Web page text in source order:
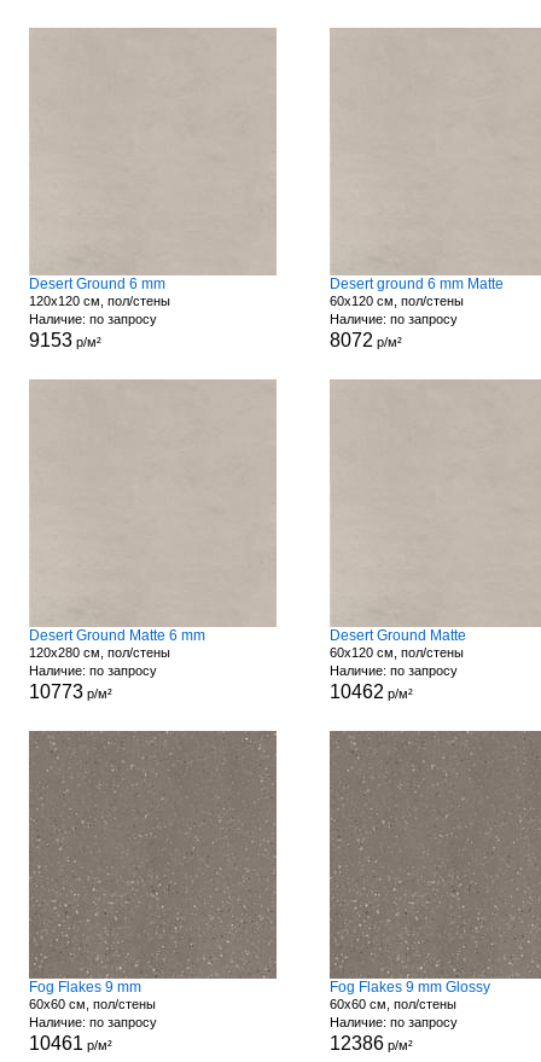
Desert Ground 6 mm
120x120 см, пол/стены
Наличие: по запросу
9153р/м²
Desert ground 6 mm Matte
60x120 см, пол/стены
Наличие: по запросу
8072 р/м²
Desert Ground Matte 6 mm
120x280 см, пол/стены
Наличие: по запросу
10773р/м²
Desert Ground Matte
60x120 см, пол/стены
Наличие: по запросу
10462 р/м²
Fog Flakes 9 mm
60x60 см, пол/стены
Наличие: по запросу
10461 р/м²
Fog Flakes 9 mm Glossy
60x60 см, пол/стены
Наличие: по запросу
12386р/м²